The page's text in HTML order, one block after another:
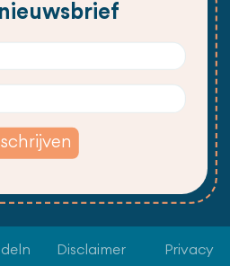
Disclaimer Privacy